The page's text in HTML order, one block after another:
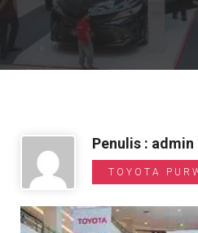
Social Media
Penulis : admin
TOYOTA